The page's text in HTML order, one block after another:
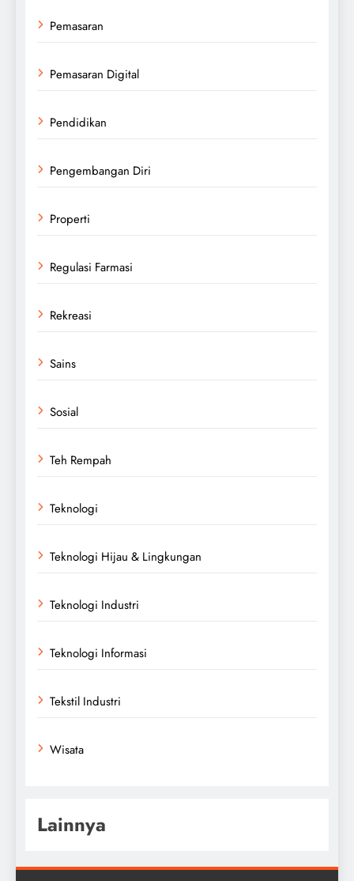
Pemasaran
Pemasaran Digital
Pendidikan
Pengembangan Diri
Properti
Regulasi Farmasi
Rekreasi
Sains
Sosial
Teh Rempah
Teknologi
Teknologi Hijau & Lingkungan
Teknologi Industri
Teknologi Informasi
Tekstil Industri
Wisata
Lainnya